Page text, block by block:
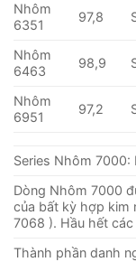
Nhôm
6351
97,8
Nhôm
6463
98,9
Nhôm
6951
97,2
Series Nhôm 7000:
Dòng Nhôm 7000
của bất kỳ hợp kim
7068 ). Hầu hết
Thành phần danh